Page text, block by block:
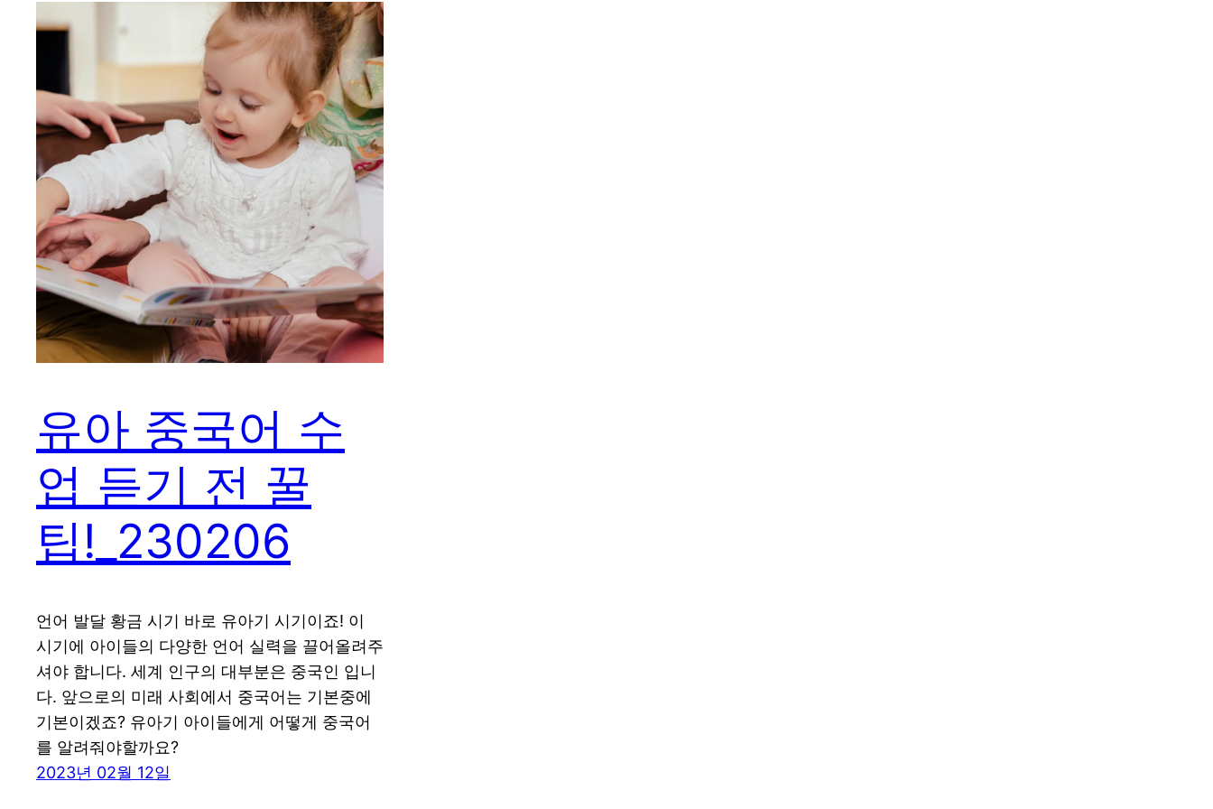
유아 중국어 수
업 듣기 전 꿀
팁!_230206
언어 발달 황금 시기 바로 유아기 시기이죠! 이
시기에 아이들의 다양한 언어 실력을 끌어올려주
셔야 합니다. 세계 인구의 대부분은 중국인 입니
다. 앞으로의 미래 사회에서 중국어는 기본중에
기본이겠죠? 유아기 아이들에게 어떻게 중국어
를 알려줘야할까요?
2023년 02월 12일